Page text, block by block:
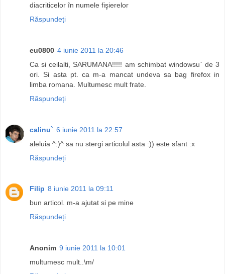
diacriticelor în numele fişierelor
Răspundeți
eu0800 4 iunie 2011 la 20:46
Ca si ceilalti, SARUMANA!!!!! am schimbat windowsu` de 3
ori. Si asta pt. ca m-a mancat undeva sa bag firefox in
limba romana. Multumesc mult frate.
Răspundeți
calinu` 6 iunie 2011 la 22:57
aleluia ^:)^ sa nu stergi articolul asta :)) este sfant :x
Răspundeți
Filip 8 iunie 2011 la 09:11
bun articol. m-a ajutat si pe mine
Răspundeți
Anonim 9 iunie 2011 la 10:01
multumesc mult..\m/